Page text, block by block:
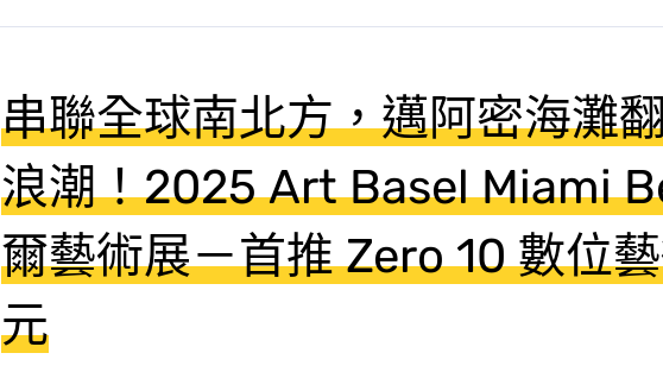
串聯全球南北方，邁阿密海灘
浪潮！2025 Art Basel Miami
爾藝術展－首推 Zero 10 數位
元